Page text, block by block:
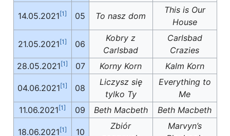
14.05.2021 [1] 05 To nasz dom
This is Our
House
21.05.2021 [1] 06
Kobry z
Carlsbad
Carlsbad
Crazies
28.05.2021 [1] 07 Korny Korn Kalm Korn
04.06.2021 [1] 08
Liczysz się
tylko Ty
Everything to
Me
11.06.2021 [1] 09 Beth Macbeth Beth Macbeth
18.06.2021 [1] 10
Zbiór
Marvyn’s